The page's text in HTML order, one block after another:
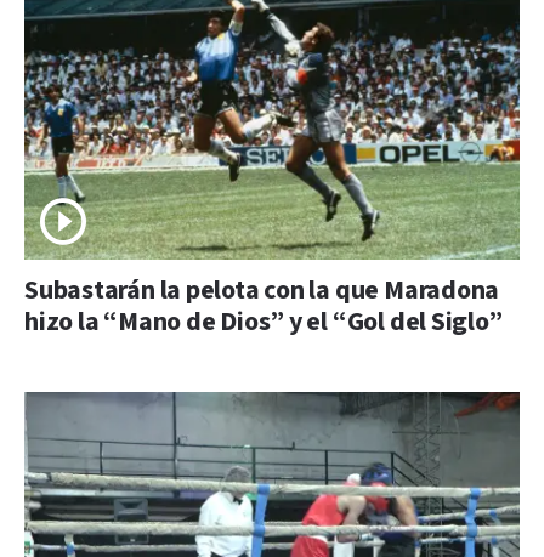
Subastarán la pelota con la que Maradona
hizo la “Mano de Dios” y el “Gol del Siglo”